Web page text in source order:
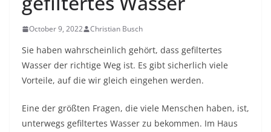
October 9, 2022 Christian Busch
Sie haben wahrscheinlich gehört, dass gefiltertes
Wasser der richtige Weg ist. Es gibt sicherlich viele
Vorteile, auf die wir gleich eingehen werden.
Eine der größten Fragen, die viele Menschen haben, ist,
unterwegs gefiltertes Wasser zu bekommen. Im Haus